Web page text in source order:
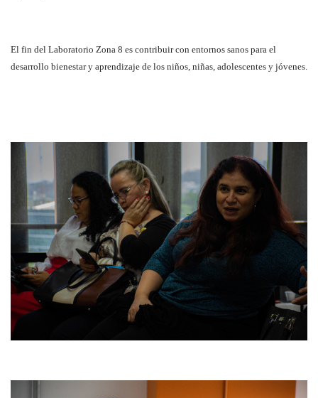
El fin del Laboratorio Zona 8 es contribuir con entornos sanos para el
desarrollo bienestar y aprendizaje de los niños, niñas, adolescentes y jóvenes.